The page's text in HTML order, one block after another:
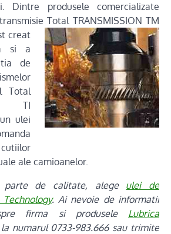
Dintre produsele comercializate
Total TRANSMISSION TM
creat
si a
de
Total
TI
ulei
ale camioanelor.
de calitate, alege ulei de
. Ai nevoie de informatii
firma si produsele Lubrica
numarul 0733-983.666 sau trimite